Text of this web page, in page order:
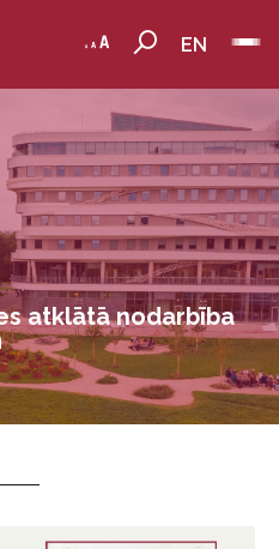
EN
atklātā nodarbība